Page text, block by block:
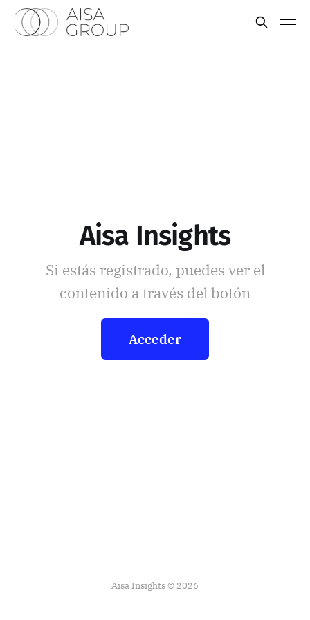
Aisa Insights
Si estás registrado, puedes ver el
contenido a través del botón
Acceder
Aisa Insights © 2026